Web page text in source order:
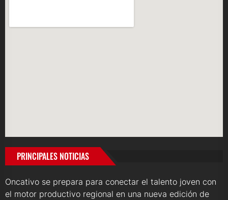
PRINCIPALES NOTICIAS
Oncativo se prepara para conectar el talento joven con
el motor productivo regional en una nueva edición de